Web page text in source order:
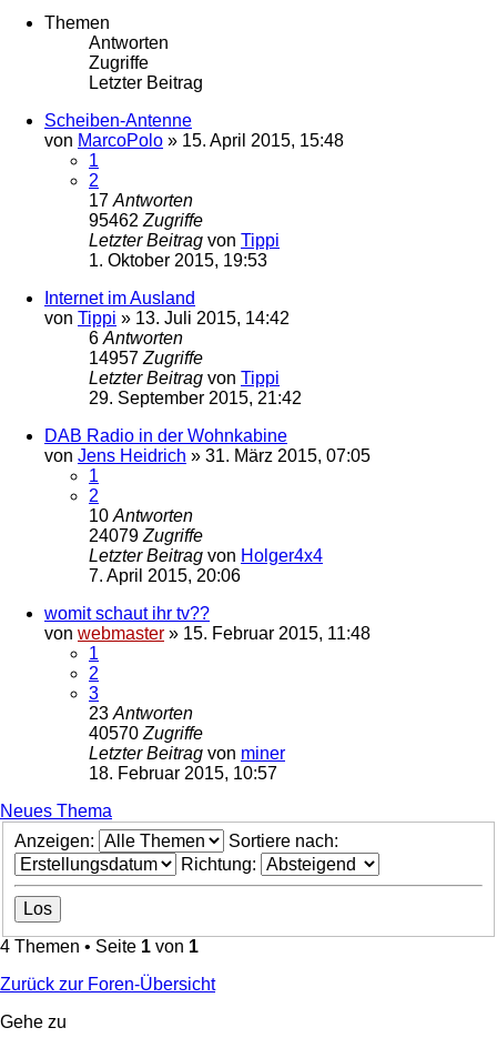
Themen
Antworten
Zugriffe
Letzter Beitrag
Scheiben-Antenne
von MarcoPolo » 15. April 2015, 15:48
1
2
17 Antworten
95462 Zugriffe
Letzter Beitrag von Tippi
1. Oktober 2015, 19:53
Internet im Ausland
von Tippi » 13. Juli 2015, 14:42
6 Antworten
14957 Zugriffe
Letzter Beitrag von Tippi
29. September 2015, 21:42
DAB Radio in der Wohnkabine
von Jens Heidrich » 31. März 2015, 07:05
1
2
10 Antworten
24079 Zugriffe
Letzter Beitrag von Holger4x4
7. April 2015, 20:06
womit schaut ihr tv??
von webmaster » 15. Februar 2015, 11:48
1
2
3
23 Antworten
40570 Zugriffe
Letzter Beitrag von miner
18. Februar 2015, 10:57
Neues Thema
Anzeigen:
Sortiere nach:
Richtung:
4 Themen • Seite 1 von 1
Zurück zur Foren-Übersicht
Gehe zu